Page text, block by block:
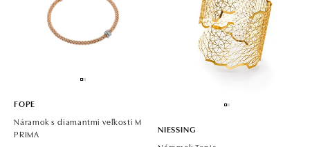
FOPE
Náramok s diamantmi veľkosti M
PRIMA
NIESSING